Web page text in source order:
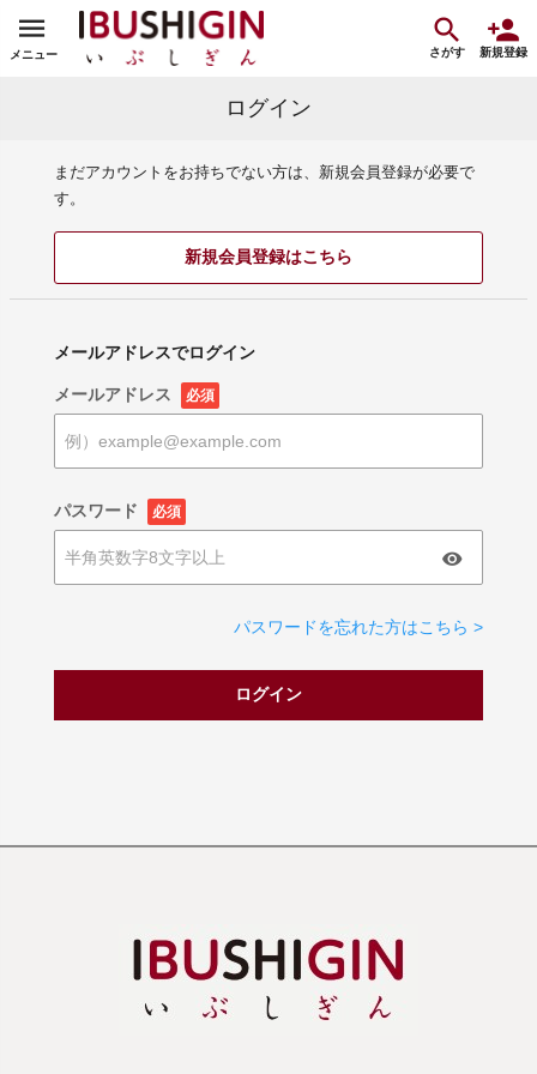
メニュー さがす 新規登録
ログイン
まだアカウントをお持ちでない方は、新規会員登録が必要で
す。
新規会員登録はこちら
メールアドレスでログイン
メールアドレス 必須
パスワード 必須
パスワードを忘れた方はこちら >
ログイン